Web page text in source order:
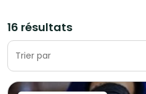
16 résultats
Trier par